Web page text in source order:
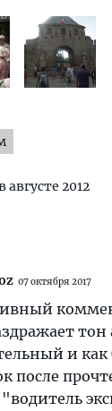
августе 2012
07 октября 2017
тон
и как
после